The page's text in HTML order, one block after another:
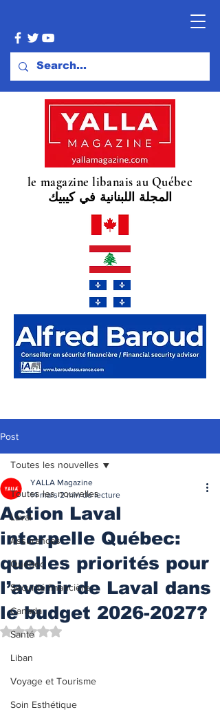
le magazine libanais au Québec
المجلة اللبنانية في كيبيك
Post
Toutes les nouvelles
Laval
Assurances
Québec
Sécurité financière
Canada
Santé
Liban
Voyage et Tourisme
Soin Esthétique
Toutes les nouvelles
Action Laval
interpelle Québec:
quelles priorités pour
l’avenir de Laval dans
le budget 2026-2027?
YALLA Magazine
14 mars 2 min de lecture
Noté NaN étoiles sur 5.